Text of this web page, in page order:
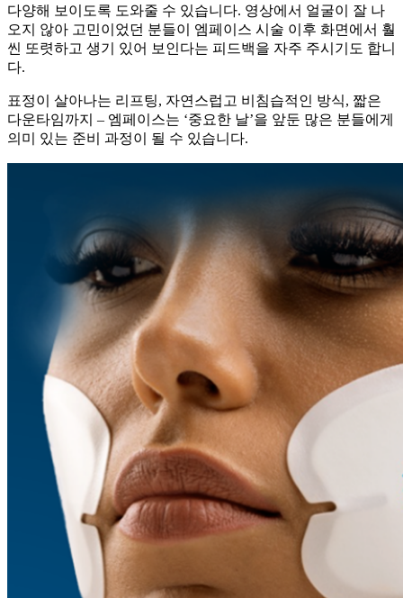
다양해 보이도록 도와줄 수 있습니다. 영상에서 얼굴이 잘 나
오지 않아 고민이었던 분들이 엠페이스 시술 이후 화면에서 훨
씬 또렷하고 생기 있어 보인다는 피드백을 자주 주시기도 합니
다.​
표정이 살아나는 리프팅, 자연스럽고 비침습적인 방식, 짧은
다운타임까지 – 엠페이스는 ‘중요한 날’을 앞둔 많은 분들에게
의미 있는 준비 과정이 될 수 있습니다.